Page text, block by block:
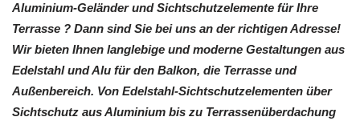
Aluminium-Geländer und Sichtschutzelemente für Ihre
Terrasse ? Dann sind Sie bei uns an der richtigen Adresse!
Wir bieten Ihnen langlebige und moderne Gestaltungen aus
Edelstahl und Alu für den Balkon, die Terrasse und
Außenbereich. Von Edelstahl-Sichtschutzelementen über
Sichtschutz aus Aluminium bis zu Terrassenüberdachung